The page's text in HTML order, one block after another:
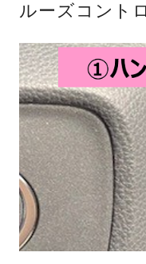
ルーズコント